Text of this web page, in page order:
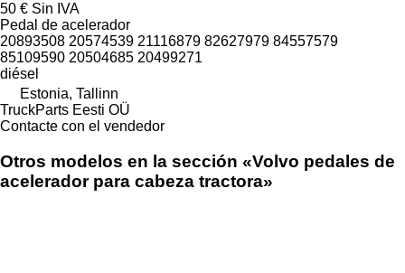
50 € Sin IVA
Pedal de acelerador
20893508 20574539 21116879 82627979 84557579
85109590 20504685 20499271
diésel
Estonia, Tallinn
TruckParts Eesti OÜ
Contacte con el vendedor
Otros modelos en la sección «Volvo pedales de
acelerador para cabeza tractora»